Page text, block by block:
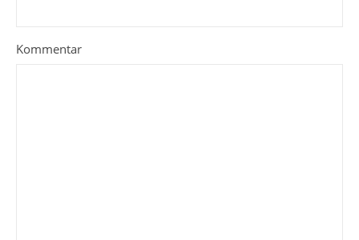
Kommentar